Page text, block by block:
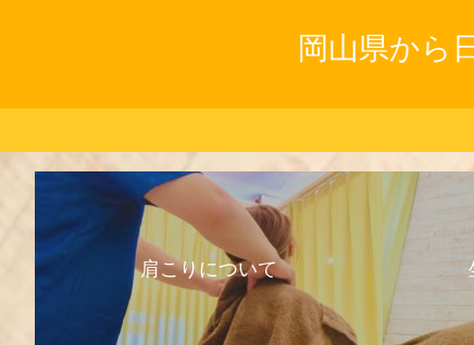
岡山県から
肩こりについて